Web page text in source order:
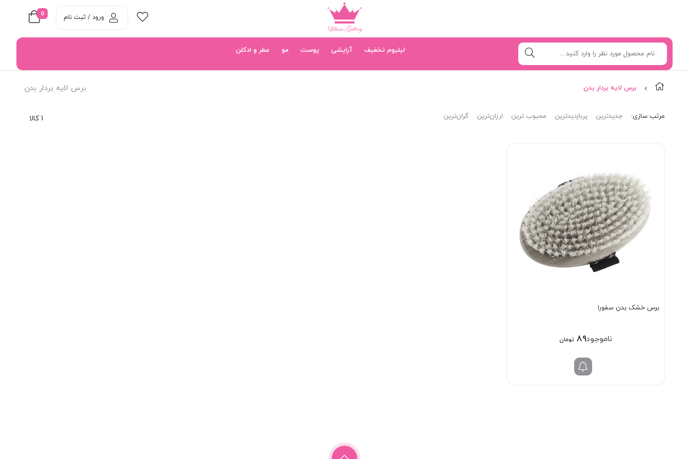
0 ورود / ثبت نام
لیلیوم تخفیف آرایشی پوست مو عطر و ادکلن
برس لایه بردار بدن برس لایه بردار بدن
1 کالا مرتب‌ سازی: جدیدترین پربازدیدترین محبوب ترین ارزان‌ترین گران‌ترین
برس خشک بدن سفورا
898/000 تومان